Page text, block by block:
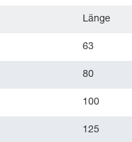
Länge
63
80
100
125